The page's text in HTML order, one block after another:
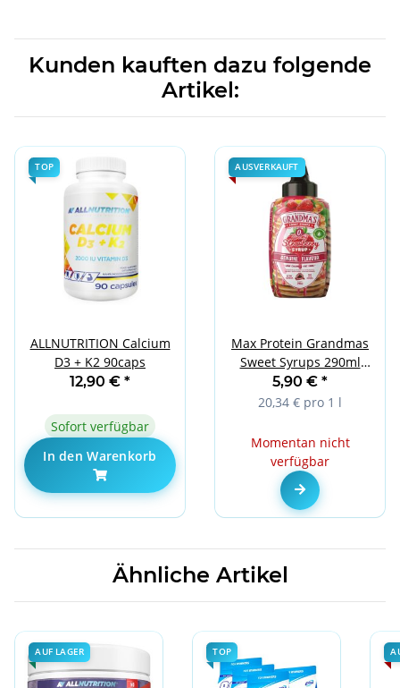
Kunden kauften dazu folgende
Artikel:
TOP
ALLNUTRITION Calcium
D3 + K2 90caps
12,90 € *
Sofort verfügbar
In den Warenkorb
AUSVERKAUFT
Max Protein Grandmas
Sweet Syrups 290ml
Strawberry
5,90 € *
20,34 € pro 1 l
Momentan nicht
verfügbar
Zum Artikel
Ähnliche Artikel
AUF LAGER TOP